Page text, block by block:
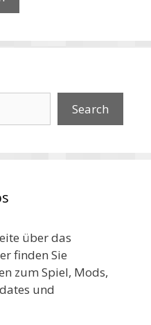
Search
über das
finden Sie
zum Spiel, Mods,
und